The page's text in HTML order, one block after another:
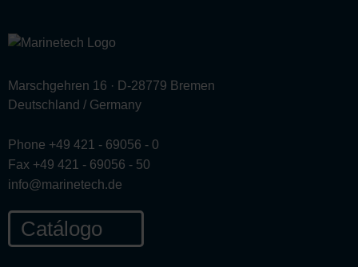
Marschgehren 16 · D-28779 Bremen
Deutschland / Germany
Phone +49 421 - 69056 - 0
Fax +49 421 - 69056 - 50
info@marinetech.de
Catálogo